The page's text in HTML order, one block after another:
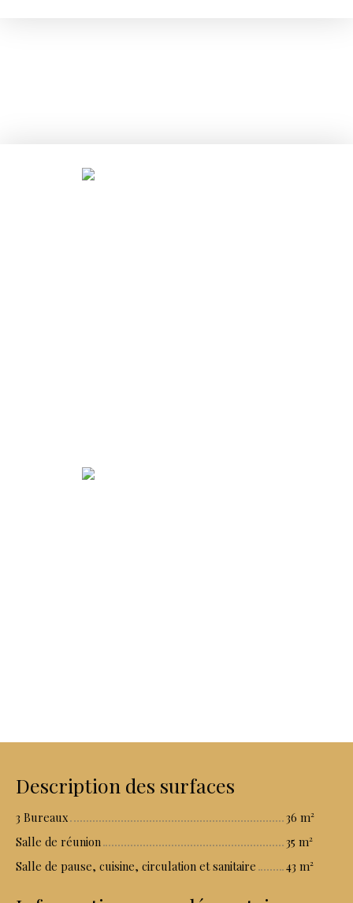
Description des surfaces
3 Bureaux
36 m²
Salle de réunion
35 m²
Salle de pause, cuisine, circulation et sanitaire
43 m²